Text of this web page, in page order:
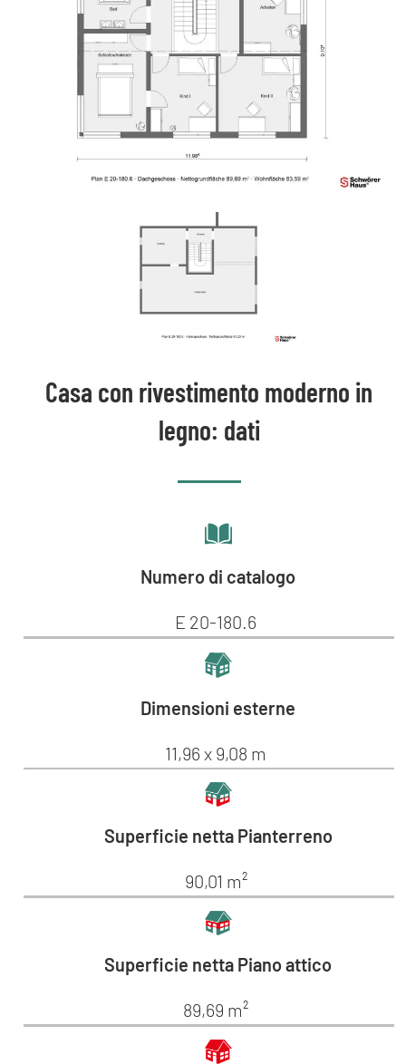
Casa con rivestimento moderno in
legno: dati
Numero di catalogo
E 20-180.6
Dimensioni esterne
11,96 x 9,08 m
Superficie netta Pianterreno
90,01 m²
Superficie netta Piano attico
89,69 m²